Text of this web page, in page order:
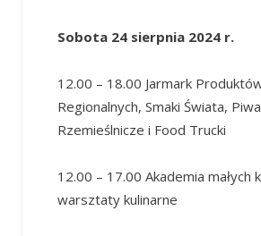
Sobota 24 sierpnia 2024 r.
12.00 – 18.00 Jarmark
Regionalnych, Smaki Świata, Piwa
Rzemieślnicze i Food Trucki
12.00 – 17.00 Akademia małych
warsztaty kulinarne